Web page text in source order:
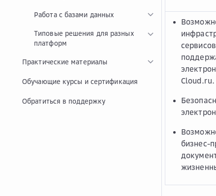
Работа с базами данных
Типовые решения для разных
платформ
Практические материалы
Обучающие курсы и сертификация
Обратиться в поддержку
Cloud.ru.
бизнес-